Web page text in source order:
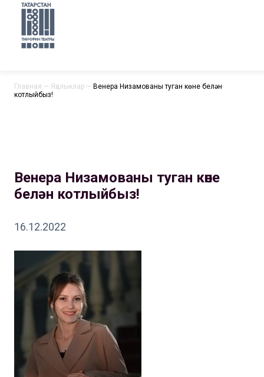
Главная — Яңалыклар — Венера Низамованы туган көне белән
котлыйбыз!
Венера Низамованы туган көне
белән котлыйбыз!
16.12.2022